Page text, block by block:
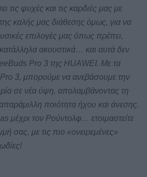
τις ψυχές και τις καρδιές μας με
καλής μας διάθεσης όμως, για να
επιλογές μας όπως πρέπει,
κατάλληλα ακουστικά… και αυτά δεν
Pro 3 της HUAWEI. Με τα
3, μπορούμε να ανεβάσουμε την
σε νέα ύψη, απολαμβάνοντας τη
ποιότητα ήχου και άνεσης.
μέχρι τον Ρούντολφ… ετοιμαστείτε
σας, με τις πιο «ονειρεμένες»